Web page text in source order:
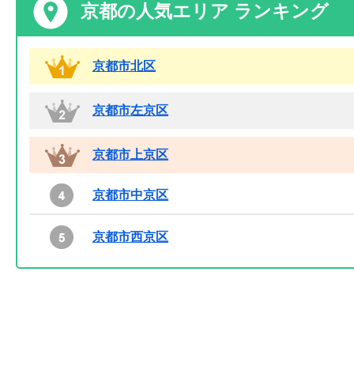
京都の人気エリア ランキング
京都市北区
京都市左京区
京都市上京区
京都市中京区
京都市西京区